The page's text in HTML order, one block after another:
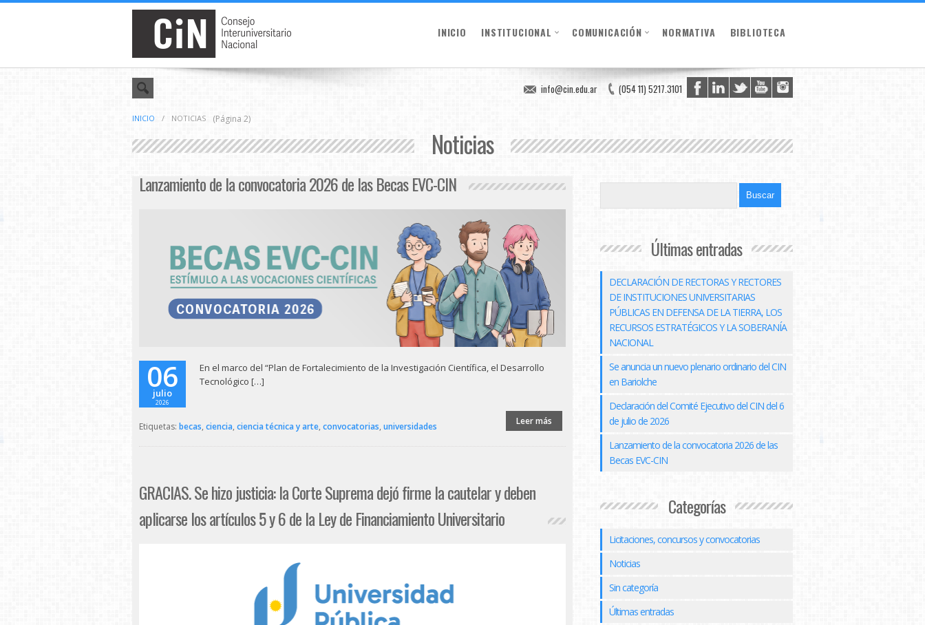
INICIO INSTITUCIONAL COMUNICACIÓN NORMATIVA BIBLIOTECA
(054 11) 5217.3101
info@cin.edu.ar
INICIO / NOTICIAS (Página 2)
Noticias
Lanzamiento de la convocatoria 2026 de las Becas EVC-CIN
06
julio
2026
En el marco del “Plan de Fortalecimiento de la Investigación Científica, el Desarrollo
Tecnológico […]
Leer más
Etiquetas: becas, ciencia, ciencia técnica y arte, convocatorias, universidades
GRACIAS. Se hizo justicia: la Corte Suprema dejó firme la cautelar y deben
aplicarse los artículos 5 y 6 de la Ley de Financiamiento Universitario
Últimas entradas
DECLARACIÓN DE RECTORAS Y RECTORES
DE INSTITUCIONES UNIVERSITARIAS
PÚBLICAS EN DEFENSA DE LA TIERRA, LOS
RECURSOS ESTRATÉGICOS Y LA SOBERANÍA
NACIONAL
Se anuncia un nuevo plenario ordinario del CIN
en Bariolche
Declaración del Comité Ejecutivo del CIN del 6
de julio de 2026
Lanzamiento de la convocatoria 2026 de las
Becas EVC-CIN
Categorías
Licitaciones, concursos y convocatorias
Noticias
Sin categoría
Últimas entradas